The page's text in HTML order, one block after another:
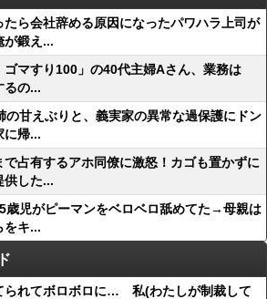
ら会社辞める原因になったパワハラ上司が
が鍛え...
マすり100」の40代主婦Aさん、業務は
るの...
の甘えぶりと、義実家の異常な過保護にドン
に帰...
占有するアホ同僚に激怒！カゴも置かずに
供した...
歳児がピーマンをベロベロ舐めてた→母親は
をキ...
られてボロボロに… 私(わたしが制裁して